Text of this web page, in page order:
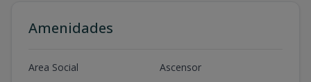
Amenidades
Area Social Ascensor